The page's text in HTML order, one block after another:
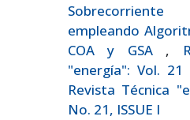
Sobrecorriente
empleando
COA y GSA ,
"energía": Vol.
Revista Técnica
No. 21, ISSUE I